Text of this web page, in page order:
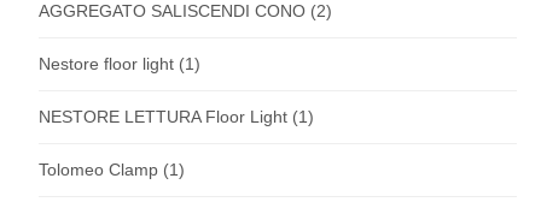
AGGREGATO SALISCENDI CONO (2)
Nestore floor light (1)
NESTORE LETTURA Floor Light (1)
Tolomeo Clamp (1)